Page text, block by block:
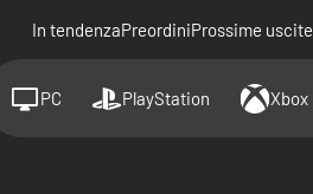
In tendenzaPreordiniProssime uscite
PC PlayStation Xbox